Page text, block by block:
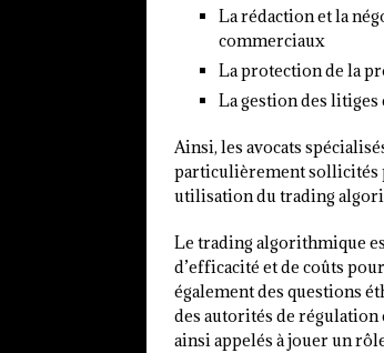
La rédaction et la
commerciaux
La protection de la
La gestion des
Ainsi, les avocats
particulièrement sollicités
utilisation du trading
Le trading algorithmique
d’efficacité et de coûts
également des questions
des autorités de régulation
ainsi appelés à jouer un